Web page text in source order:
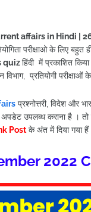
affairs in Hindi |
परीक्षाओ के लिए बहुत
quizहिंदी में प्रकाशित
विभाग, प्रतियोगी परीक्षाओं
प्रश्नोत्तरी, विदेश और
उपलब्ध कराना है । तो
Post के अंत में दिया गया हैं
2022